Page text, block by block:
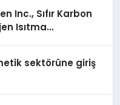
Inc., Sıfır Karbon
Isıtma
sektörüne giriş